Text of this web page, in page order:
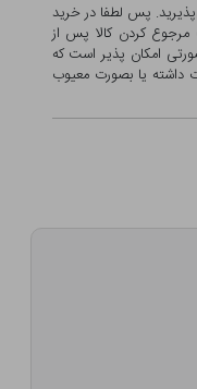
پس لطفا در خرید
کردن کالا پس از
امکان پذیر است که
داشته یا بصورت معيوب